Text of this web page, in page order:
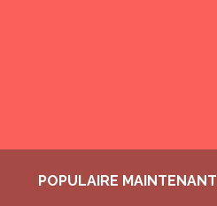
POPULAIRE MAINTENANT